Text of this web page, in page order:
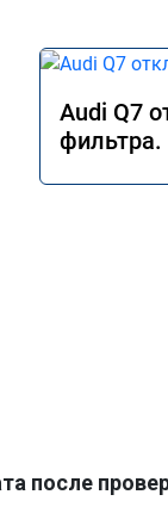
Audi Q7
фильтра.
после